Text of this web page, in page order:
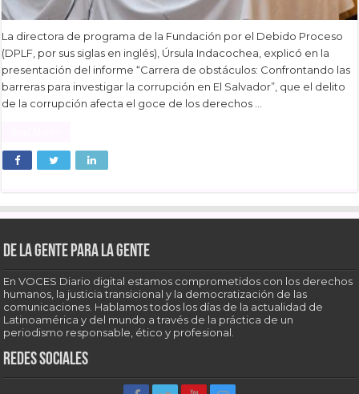
La directora de programa de la Fundación por el Debido Proceso
(DPLF, por sus siglas en inglés), Úrsula Indacochea, explicó en la
presentación del informe “Carrera de obstáculos: Confrontando las
barreras para investigar la corrupción en El Salvador”, que el delito
de la corrupción afecta el goce de los derechos …
De la gente para la gente
En VOCES Diario digital estamos comprometidos con los derechos
humanos, la justicia transicional y la democratización de las
comunicaciones. Hablamos todos los días de la actualidad de
Latinoamérica y del mundo a través de la práctica de un
periodismo responsable, ético y profesional.
Redes sociales